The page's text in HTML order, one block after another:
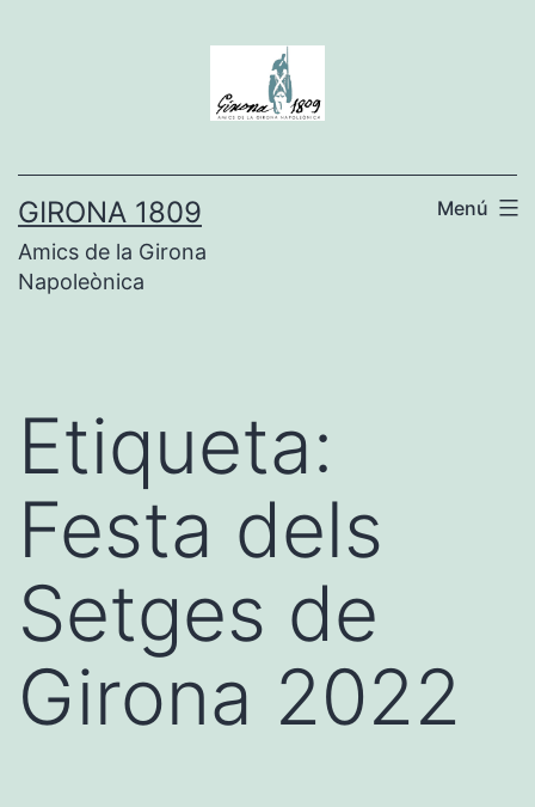
GIRONA 1809
Amics de la Girona
Napoleònica
Menú
Etiqueta:
Festa dels
Setges de
Girona 2022